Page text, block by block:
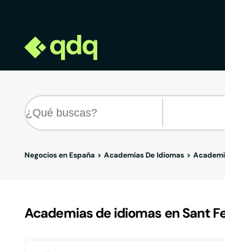
Negocios en España Academias De Idiomas
Academias de idiomas en Sant